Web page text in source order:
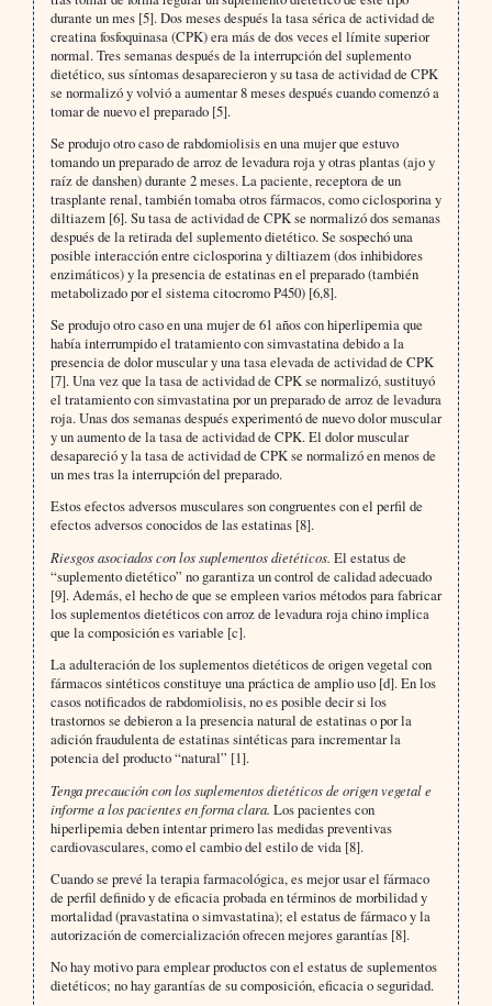
durante un mes [5]. Dos meses después la tasa sérica de actividad de
creatina fosfoquinasa (CPK) era más de dos veces el límite superior
normal. Tres semanas después de la interrupción del suplemento
dietético, sus síntomas desaparecieron y su tasa de actividad de CPK
se normalizó y volvió a aumentar 8 meses después cuando comenzó a
tomar de nuevo el preparado [5].
Se produjo otro caso de rabdomiolisis en una mujer que estuvo
tomando un preparado de arroz de levadura roja y otras plantas (ajo y
raíz de danshen) durante 2 meses. La paciente, receptora de un
trasplante renal, también tomaba otros fármacos, como ciclosporina y
diltiazem [6]. Su tasa de actividad de CPK se normalizó dos semanas
después de la retirada del suplemento dietético. Se sospechó una
posible interacción entre ciclosporina y diltiazem (dos inhibidores
enzimáticos) y la presencia de estatinas en el preparado (también
metabolizado por el sistema citocromo P450) [6,8].
Se produjo otro caso en una mujer de 61 años con hiperlipemia que
había interrumpido el tratamiento con simvastatina debido a la
presencia de dolor muscular y una tasa elevada de actividad de CPK
[7]. Una vez que la tasa de actividad de CPK se normalizó, sustituyó
el tratamiento con simvastatina por un preparado de arroz de levadura
roja. Unas dos semanas después experimentó de nuevo dolor muscular
y un aumento de la tasa de actividad de CPK. El dolor muscular
desapareció y la tasa de actividad de CPK se normalizó en menos de
un mes tras la interrupción del preparado.
Estos efectos adversos musculares son congruentes con el perfil de
efectos adversos conocidos de las estatinas [8].
Riesgos asociados con los suplementos dietéticos. El estatus de
“suplemento dietético” no garantiza un control de calidad adecuado
[9]. Además, el hecho de que se empleen varios métodos para fabricar
los suplementos dietéticos con arroz de levadura roja chino implica
que la composición es variable [c].
La adulteración de los suplementos dietéticos de origen vegetal con
fármacos sintéticos constituye una práctica de amplio uso [d]. En los
casos notificados de rabdomiolisis, no es posible decir si los
trastornos se debieron a la presencia natural de estatinas o por la
adición fraudulenta de estatinas sintéticas para incrementar la
potencia del producto “natural” [1].
Tenga precaución con los suplementos dietéticos de origen vegetal e
informe a los pacientes en forma clara. Los pacientes con
hiperlipemia deben intentar primero las medidas preventivas
cardiovasculares, como el cambio del estilo de vida [8].
Cuando se prevé la terapia farmacológica, es mejor usar el fármaco
de perfil definido y de eficacia probada en términos de morbilidad y
mortalidad (pravastatina o simvastatina); el estatus de fármaco y la
autorización de comercialización ofrecen mejores garantías [8].
No hay motivo para emplear productos con el estatus de suplementos
dietéticos; no hay garantías de su composición, eficacia o seguridad.